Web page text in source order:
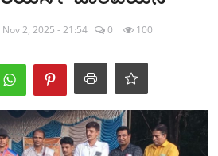
Nov 2, 2025 - 21:54 0 100